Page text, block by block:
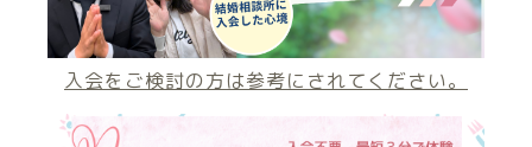
入会をご検討の方は参考にされてください。